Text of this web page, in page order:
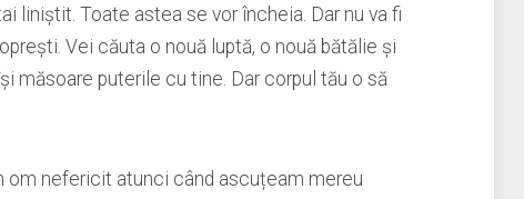
liniștit. Toate astea se vor încheia. Dar nu va fi
Vei căuta o nouă luptă, o nouă bătălie și
măsoare puterile cu tine. Dar corpul tău o să
om nefericit atunci când ascuțeam mereu